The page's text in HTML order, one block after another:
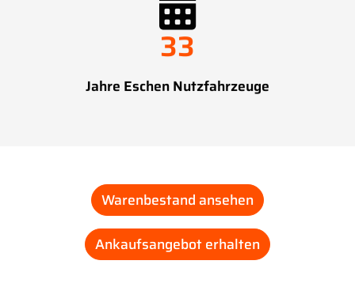
33
Jahre Eschen Nutzfahrzeuge
Warenbestand ansehen
Ankaufsangebot erhalten